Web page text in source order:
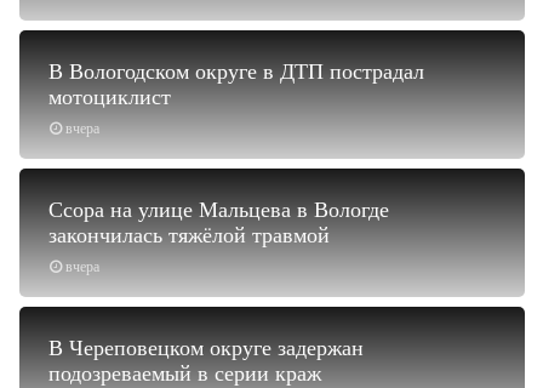
вчера
В Вологодском округе в ДТП пострадал
мотоциклист
вчера
Ссора на улице Мальцева в Вологде
закончилась тяжёлой травмой
В Череповецком округе задержан
подозреваемый в серии краж